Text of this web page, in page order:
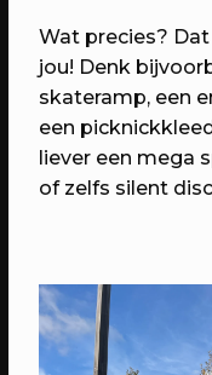
20/05/2023
Wat precies?
jou! Denk
skateramp, een
een
liever een mega
of zelfs silent